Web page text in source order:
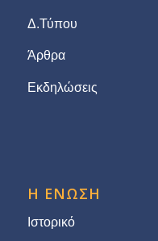
Δ.Τύπου
Άρθρα
Εκδηλώσεις
Η ΕΝΩΣΗ
Ιστορικό